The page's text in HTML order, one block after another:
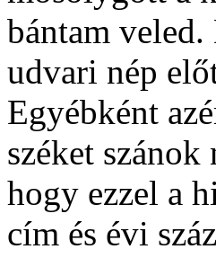
bántam
udvari nép
Egyébként
széket
hogy ezzel a
cím és évi